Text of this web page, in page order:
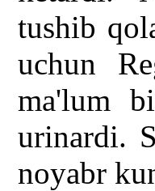
tushib
uchun
ma'lum
urinardi.
noyabr